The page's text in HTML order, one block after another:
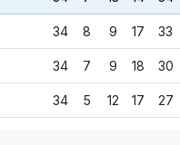
34 8 9 17 33
34 7 9 18 30
34 5 12 17 27